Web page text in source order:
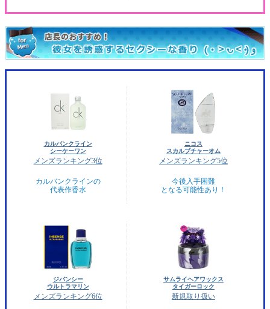
カルバンクライン
シーケーワン
メンズランキング3位
カルバンクラインの
代表作香水
ニコス
スカルプチャーオム
メンズランキング5位
今後入手困難
となる可能性あり！
ジバンシー
ウルトラマリン
メンズランキング6位
サムライヘアワックス
タイガーロック
新規取り扱い